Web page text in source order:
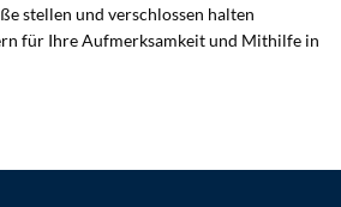
stellen und verschlossen halten
für Ihre Aufmerksamkeit und Mithilfe in